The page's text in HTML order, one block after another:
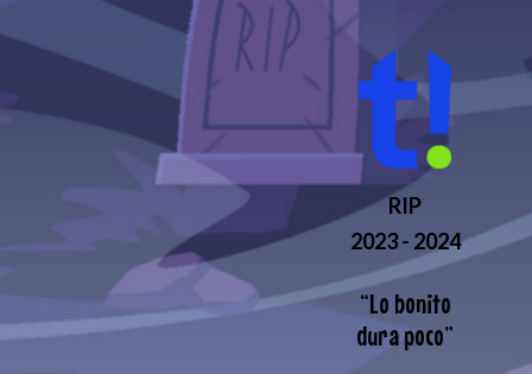
RIP
2023 - 2024
“Lo bonito
dura poco”